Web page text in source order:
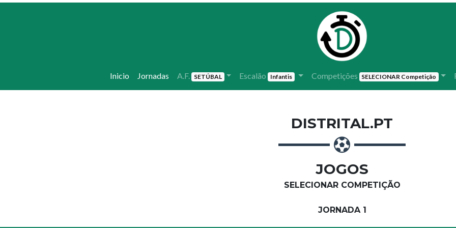
Inicio Jornadas A.F. SETÚBAL Escalão Infantis Competições SELECIONAR Competição
DISTRITAL.PT
JOGOS
SELECIONAR COMPETIÇÃO
JORNADA 1